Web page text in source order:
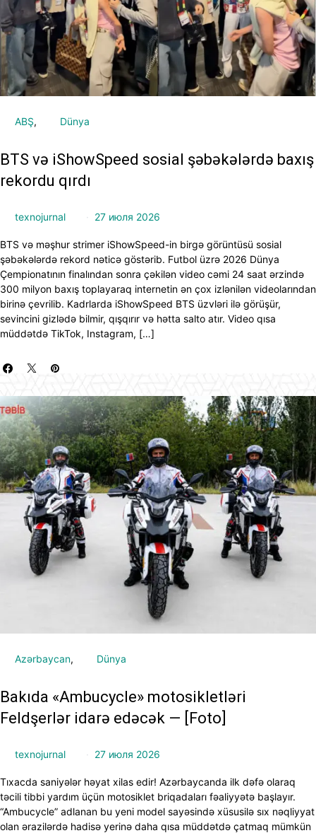
ABŞ Dünya
BTS və iShowSpeed sosial şəbəkələrdə baxış
rekordu qırdı
texnojurnal 27 июля 2026
BTS və məşhur strimer iShowSpeed-in birgə görüntüsü sosial
şəbəkələrdə rekord nəticə göstərib. Futbol üzrə 2026 Dünya
Çempionatının finalından sonra çəkilən video cəmi 24 saat ərzində
300 milyon baxış toplayaraq internetin ən çox izlənilən videolarından
birinə çevrilib. Kadrlarda iShowSpeed BTS üzvləri ilə görüşür,
sevincini gizlədə bilmir, qışqırır və hətta salto atır. Video qısa
müddətdə TikTok, Instagram, […]
Azərbaycan Dünya
Bakıda «Ambucycle» motosikletləri
Feldşerlər idarə edəcək — [Foto]
texnojurnal 27 июля 2026
Tıxacda saniyələr həyat xilas edir! Azərbaycanda ilk dəfə olaraq
təcili tibbi yardım üçün motosiklet briqadaları fəaliyyətə başlayır.
“Ambucycle” adlanan bu yeni model sayəsində xüsusilə sıx nəqliyyat
olan ərazilərdə hadisə yerinə daha qısa müddətdə çatmaq mümkün